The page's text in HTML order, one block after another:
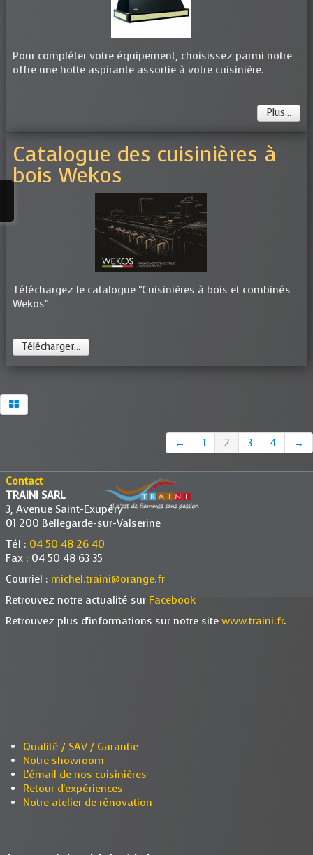
Pour compléter votre équipement, choisissez parmi notre
offre une hotte aspirante assortie à votre cuisinière.
Plus...
Catalogue des cuisinières à
bois Wekos
Téléchargez le catalogue "Cuisinières à bois et combinés
Wekos"
Télécharger...
← 1 2 3 4 →
Contact
TRAINI SARL
3, Avenue Saint-Exupéry
01 200 Bellegarde-sur-Valserine
Tél : 04 50 48 26 40
Fax : 04 50 48 63 35
Courriel : michel.traini@orange.fr
Retrouvez notre actualité sur Facebook
Retrouvez plus d'informations sur notre site www.traini.fr.
Qualité / SAV / Garantie
Notre showroom
L'émail de nos cuisinières
Retour d'expériences
Notre atelier de rénovation